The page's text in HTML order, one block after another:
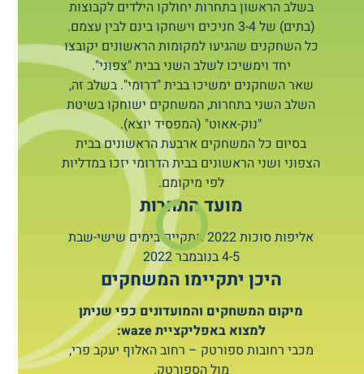
בשלב הראשון בתחרות יחולקו הילדים לקבוצות
(בתים) של 3-4 חניכים וישחקו בינם לבין עצמם.
כל השחקנים שהגיעו למקומות הראשונים יקובצו
יחד וימשיכו לשלב השני בבית "צפוני".
שאר השחקנים ימשיכו בבית "דרומי". בשלב זה,
השלב השני בתחרות, המשחקים ישוחקו בשיטת
"נוק-אאוט" (המפסיד יוצא).
בסיום כל המשחקים ארבעת הראשונים בבית
הצפוני ושני הראשונים בבית הדרומי יזכו במדליות
לפי מיקומם.
מועד התחרות
אליפות סוכות 2022 תתקיים בימים שישי-שבת
4-5 בנובמבר 2022
היכן יתקיימו המשחקים
מיקום המשחקים והמועדונים כפי שניתן
למצוא באפליקציית waze:
מכבי רחובות ספורטק – רחוב האלוף יעקב פרי,
מול הספורטק.